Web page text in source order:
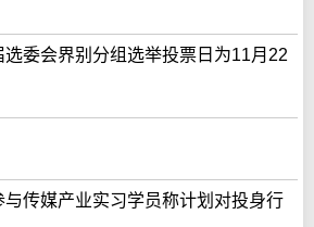
委会界别分组选举投票日为11月22
传媒产业实习学员称计划对投身行